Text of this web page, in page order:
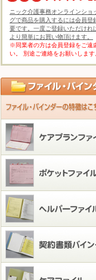
ニック介護事務オンラインショ
グで商品を購入するには会員登
要です。一度ご登録いただけれ
より簡単にお買い物頂けます。
※同業者の方は会員登録をご遠
い。 別途ご連絡をお願いします